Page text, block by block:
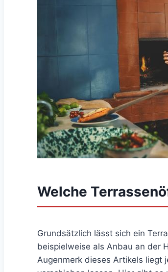
Welche
Grundsätzlich lässt sich ein
beispielweise als Anbau an der
Augenmerk dieses Artikels liegt